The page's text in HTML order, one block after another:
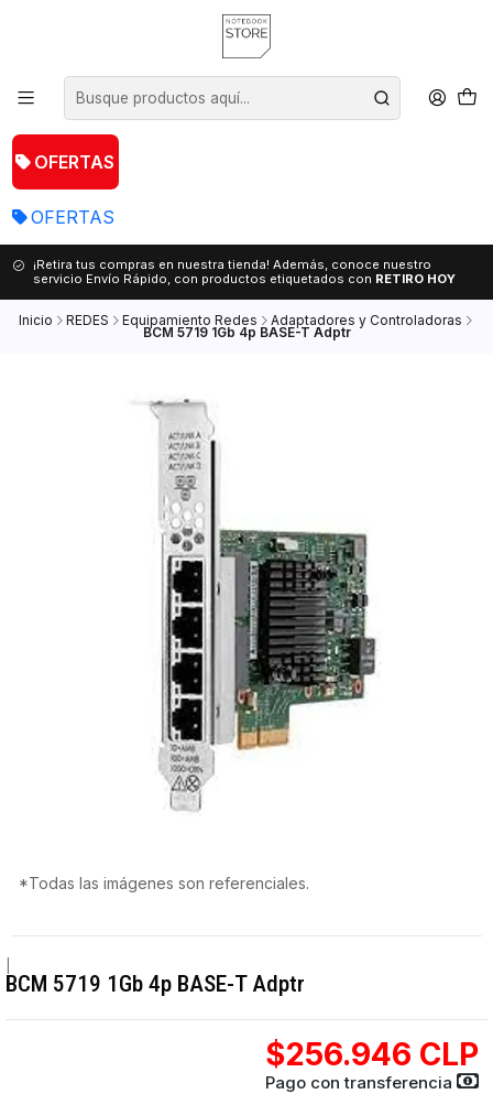
OFERTAS
OFERTAS
¡Retira tus compras en nuestra tienda! Además, conoce nuestro
servicio Envío Rápido, con productos etiquetados con RETIRO HOY
Inicio REDES Equipamiento Redes Adaptadores y Controladoras
BCM 5719 1Gb 4p BASE-T Adptr
*Todas las imágenes son referenciales.
BCM 5719 1Gb 4p BASE-T Adptr
$256.946 CLP
Pago con transferencia